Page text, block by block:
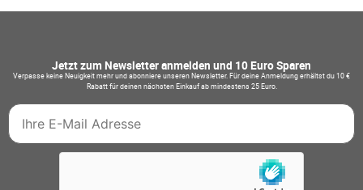
Jetzt zum Newsletter anmelden und 10 Euro Sparen
Verpasse keine Neuigkeit mehr und abonniere unseren Newsletter. Für deine Anmeldung erhältst du 10 €
Rabatt für deinen nächsten Einkauf ab mindestens 25 Euro.